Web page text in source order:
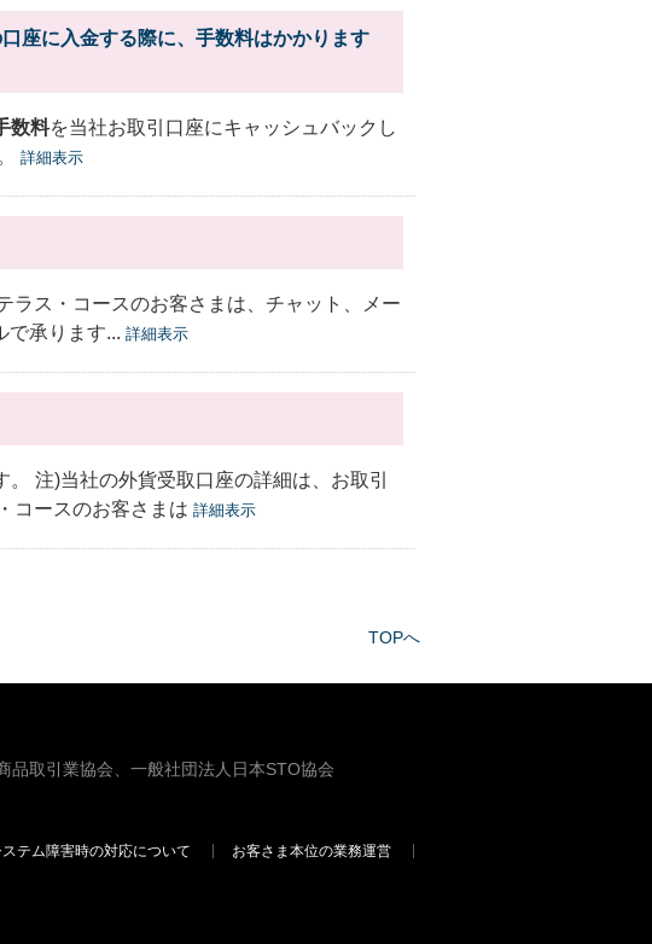
座に入金する際に、手数料はかかります
数料を当社お取引口座にキャッシュバックし
詳細表示
ラス・コースのお客さまは、チャット、メー
で承ります... 詳細表示
。 注)当社の外貨受取口座の詳細は、お取引
コースのお客さまは 詳細表示
TOPへ
品取引業協会、一般社団法人日本STO協会
ステム障害時の対応について
お客さま本位の業務運営